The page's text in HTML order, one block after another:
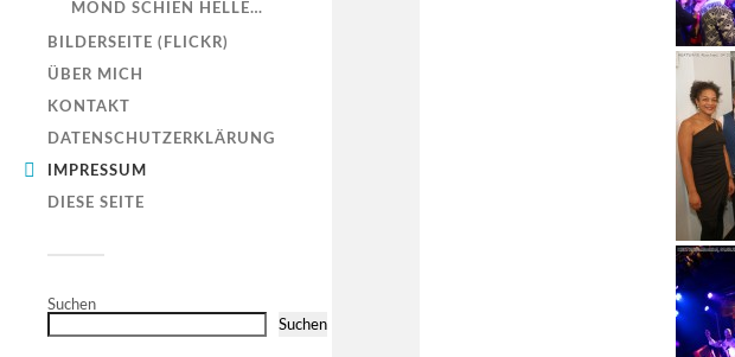
MOND SCHIEN HELLE…
BILDERSEITE (FLICKR)
ÜBER MICH
KONTAKT
DATENSCHUTZERKLÄRUNG
IMPRESSUM
DIESE SEITE
Suchen
Suchen